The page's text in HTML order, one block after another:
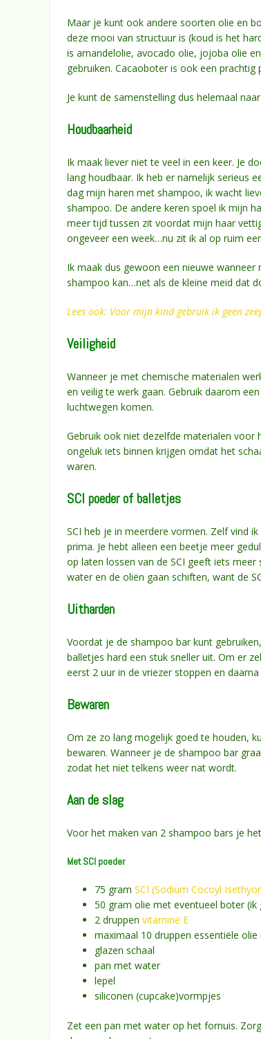
Maar je kunt ook andere soorten olie en
deze mooi van structuur is (koud is het
is amandelolie, avocado olie, jojoba olie
gebruiken. Cacaoboter is ook een
Je kunt de samenstelling dus helemaal
Houdbaarheid
Ik maak liever niet te veel in een keer. Je
lang houdbaar. Ik heb er namelijk serieus
dag mijn haren met shampoo, ik wacht
shampoo. De andere keren spoel ik mijn
meer tijd tussen zit voordat mijn haar
ongeveer een week…nu zit ik al op ruim
Ik maak dus gewoon een nieuwe
shampoo kan…net als de kleine meid dat
Lees ook: Voor mijn kind gebruik ik geen
Veiligheid
Wanneer je met chemische materialen
en veilig te werk gaan. Gebruik daarom
luchtwegen komen.
Gebruik ook niet dezelfde materialen
ongeluk iets binnen krijgen omdat het
waren.
SCI poeder of balletjes
SCI heb je in meerdere vormen. Zelf vind
prima. Je hebt alleen een beetje meer
op laten lossen van de SCI geeft iets
water en de oliën gaan schiften, want de
Uitharden
Voordat je de shampoo bar kunt
balletjes hard een stuk sneller uit. Om er
eerst 2 uur in de vriezer stoppen en
Bewaren
Om ze zo lang mogelijk goed te houden,
bewaren. Wanneer je de shampoo bar
zodat het niet telkens weer nat wordt.
Aan de slag
Voor het maken van 2 shampoo bars je
Met SCI poeder
75 gram SCI (Sodium Cocoyl
50 gram olie met eventueel boter
2 druppen vitamine E
maximaal 10 druppen essentiële
glazen schaal
pan met water
lepel
siliconen (cupcake)vormpjes
Zet een pan met water op het fornuis.